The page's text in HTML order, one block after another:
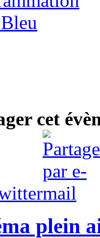
cet
plein